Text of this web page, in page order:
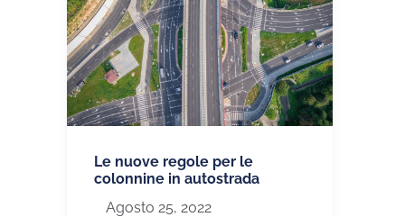
Le nuove regole per le
colonnine in autostrada
Agosto 25, 2022